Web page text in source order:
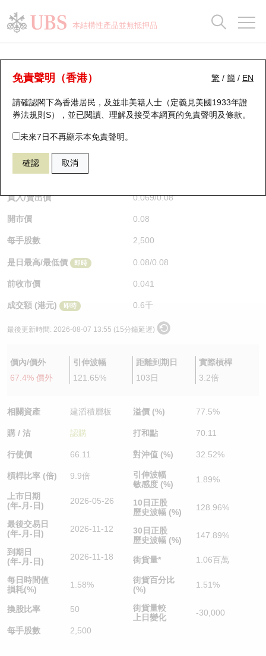
本結構性產品並無抵押品
繁 / 簡 / EN
免責聲明（香港）
請確認閣下為香港居民，及並非美籍人士（定義見美國1933年證
券法規則S），並已閱讀、理解及接受本網頁的免責聲明及條款。
未來7日不再顯示本免責聲明。
確認 取消
認股證分析儀
表現 街貨統計 比較
29594 瑞銀認購 1888 建滔積層板
$0.08 0.039 (+95.12%)
買入/賣出價 0.069/0.08
開市價 0.08
每手股數 2,500
是日最高/最低價 即時 0.08/0.08
前收市價 0.041
成交額 (港元) 即時 0.6千
最後更新時間: 2026-08-07 13:55 (15分鐘延遲)
價內/價外
67.4% 價外
引伸波幅
121.65%
距離到期日
103日
實際槓桿
3.2倍
相關資產 建滔積層板
購 / 沽 認購
行使價 66.11
槓桿比率 (倍) 9.9倍
上市日期
(年-月-日)
2026-05-26
最後交易日
(年-月-日)
2026-11-12
到期日
(年-月-日)
2026-11-18
每日時間值
損耗(%)
1.58%
換股比率 50
每手股數 2,500
溢價 (%) 77.5%
打和點 70.11
對沖值 (%) 32.52%
引伸波幅
敏感度 (%)
1.89%
10日正股
歷史波幅 (%)
128.96%
30日正股
歷史波幅 (%)
147.89%
街貨量* 1.06百萬
街貨百分比
(%)
1.51%
街貨量較
上日變化
-30,000
瑞銀認股證一覽
新發行瑞銀認股證
即將到期認股證
認股證到期結算價查詢
認股證分析儀
認股證速算機
認股證/牛熊證日誌
認股證文件及公告
街貨統計
比較
牛熊全景快搜
牛熊證搜尋
牛熊證街貨分佈圖
正股牛熊證列表
新發行瑞銀牛熊證
已收回牛熊證剩餘價值
牛熊證到期結算價查詢
牛熊證分析儀
街貨統計
比較
十大升幅/跌幅
十大認股證成交分佈
十天股證佔大市成交
資金流
街貨統計
三十大平均引伸波幅
正股分析儀
二十大活躍股份
恒指成份股
國指成份股
科指成份股
相關資產沽空
中資ETFs溢價比較
AH 股價對照
持股比重
顯示所有持股比重
每月輪證大市專題
輪證專欄
講座及教育短片
認股證投資者教育
牛熊證投資者教育
認股證牛熊證常問問題